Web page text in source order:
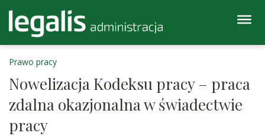
Prawo pracy
Nowelizacja Kodeksu pracy – praca
zdalna okazjonalna w świadectwie
pracy